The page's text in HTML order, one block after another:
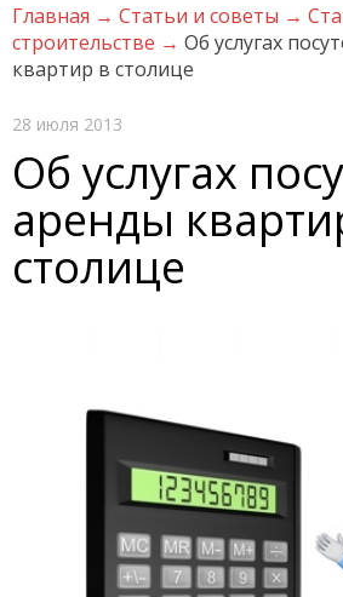
Главная → Статьи и советы →
строительстве → Об услугах
квартир в столице
28 июля 2013
Об услугах
аренды
столице